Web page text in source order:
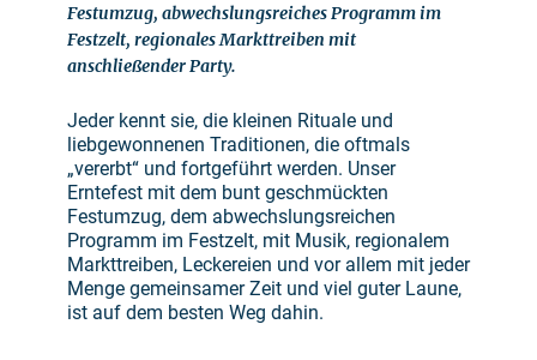
Festumzug, abwechslungsreiches Programm im
Festzelt, regionales Markttreiben mit
anschließender Party.
Jeder kennt sie, die kleinen Rituale und
liebgewonnenen Traditionen, die oftmals
„vererbt“ und fortgeführt werden. Unser
Erntefest mit dem bunt geschmückten
Festumzug, dem abwechslungsreichen
Programm im Festzelt, mit Musik, regionalem
Markttreiben, Leckereien und vor allem mit jeder
Menge gemeinsamer Zeit und viel guter Laune,
ist auf dem besten Weg dahin.